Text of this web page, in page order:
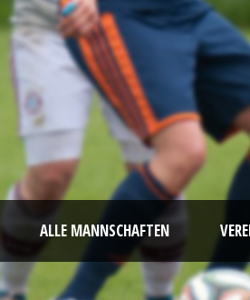
ALLE MANNSCHAFTEN